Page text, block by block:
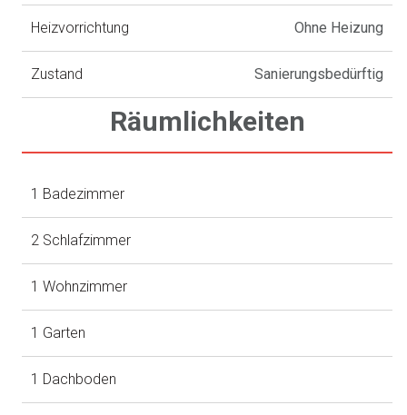
Heizvorrichtung Ohne Heizung
Zustand Sanierungsbedürftig
Räumlichkeiten
1 Badezimmer
2 Schlafzimmer
1 Wohnzimmer
1 Garten
1 Dachboden